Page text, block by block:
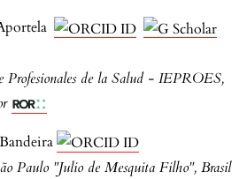
Profesionales de la Salud - IEPROES,
Paulo "Julio de Mesquita Filho", Brasil